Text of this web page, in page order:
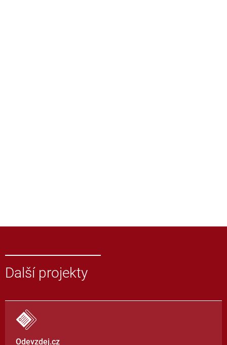
Další projekty
Odevzdej.cz